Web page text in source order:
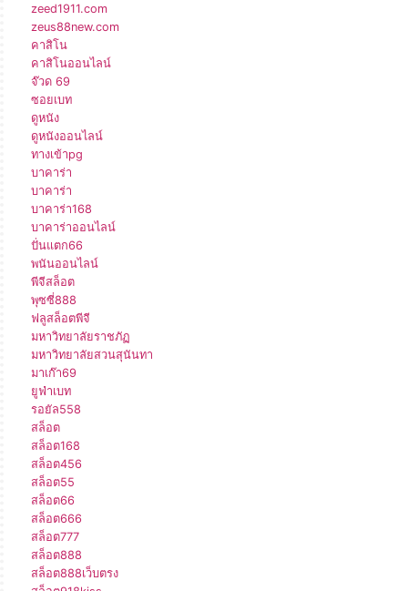
zeed1911.com
zeus88new.com
คาสิโน
คาสิโนออนไลน์
จ๊วด 69
ซอยเบท
ดูหนัง
ดูหนังออนไลน์
ทางเข้าpg
บาคาร่า
บาคาร่า
บาคาร่า168
บาคาร่าออนไลน์
ปั่นแตก66
พนันออนไลน์
พีจีสล็อต
พุซซี่888
ฟลูสล็อตพีจี
มหาวิทยาลัยราชภัฏ
มหาวิทยาลัยสวนสุนันทา
มาเก๊า69
ยูฟ่าเบท
รอยัล558
สล็อต
สล็อต168
สล็อต456
สล็อต55
สล็อต66
สล็อต666
สล็อต777
สล็อต888
สล็อต888เว็บตรง